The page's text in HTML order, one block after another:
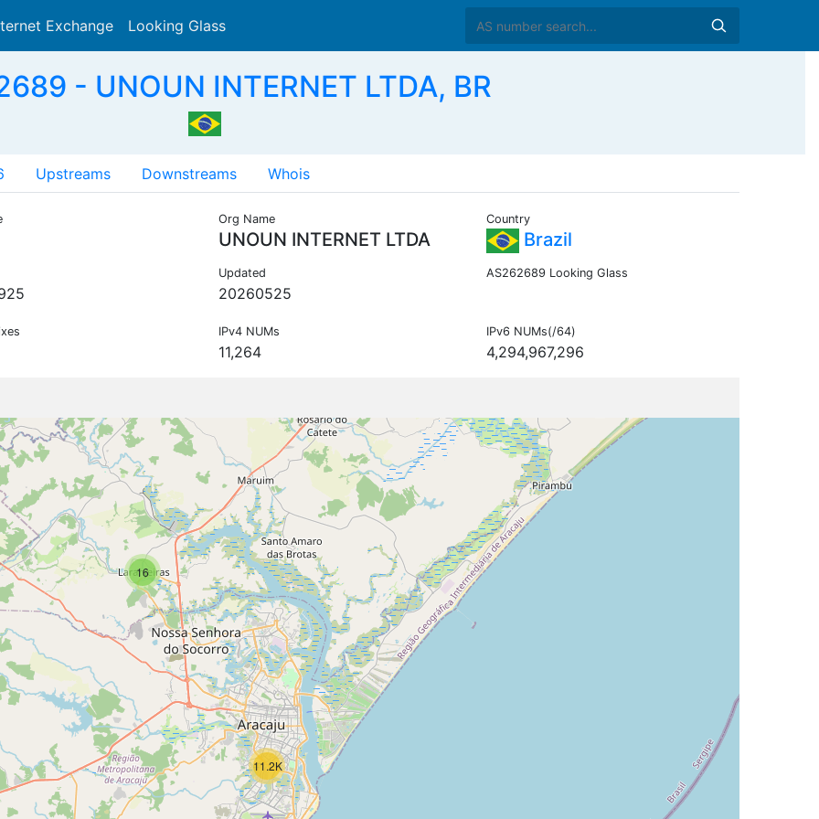
Exchange Looking Glass
- UNOUN INTERNET LTDA, BR
Upstreams Downstreams Whois
Org Name
UNOUN INTERNET LTDA
Country
Brazil
Updated
20260525
AS262689 Looking Glass
IPv4 NUMs
11,264
IPv6 NUMs(/64)
4,294,967,296
16
11.2K